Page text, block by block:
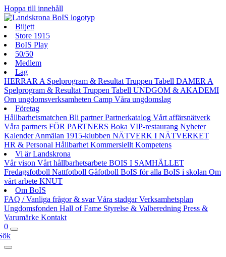
Hoppa till innehåll
Biljett
Store 1915
BoIS Play
50/50
Medlem
Lag
HERRAR A Spelprogram & Resultat Truppen Tabell DAMER A
Spelprogram & Resultat Truppen Tabell UNDGOM & AKADEMI
Om ungdomsverksamheten Camp Våra ungdomslag
Företag
Hållbarhetsmatchen Bli partnerPartnerkatalog Vårt affärsnätverk
Våra partners FÖR PARTNERS Boka VIP-restaurang Nyheter
KalenderAnmälan 1915-klubben NÄTVERK I NÄTVERKET
HR & Personal Hållbarhet Kommersiellt Kompetens
Vi är Landskrona
Vår vison Vårt hållbarhetsarbete BOIS I SAMHÄLLET
Fredagsfotboll Nattfotboll Gåfotboll BoIS för alla BoIS i skolan Om
vårt arbete KNUT
Om BoIS
FAQ / Vanliga frågor & svarVåra stadgarVerksamhetsplan
Ungdomsfonden Hall of Fame Styrelse & Valberedning Press &
Varumärke Kontakt
0